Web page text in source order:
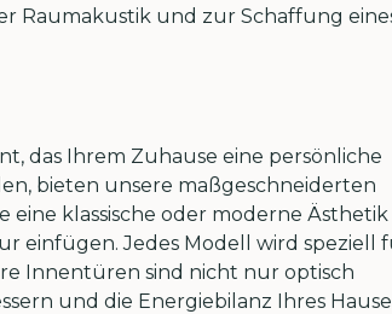
Raumakustik und zur Schaffung
das Ihrem Zuhause eine persönliche
bieten unsere maßgeschneiderten
eine klassische oder moderne Ästhetik
einfügen. Jedes Modell wird speziell
Innentüren sind nicht nur optisch
und die Energiebilanz Ihres